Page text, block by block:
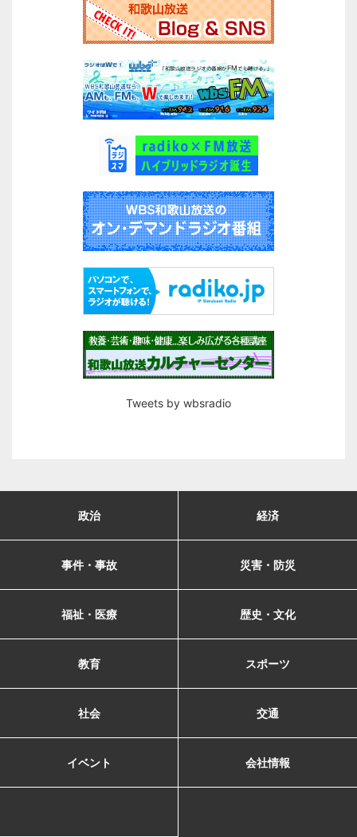
Tweets by wbsradio
政治 経済
事件・事故 災害・防災
福祉・医療 歴史・文化
教育 スポーツ
社会 交通
イベント 会社情報